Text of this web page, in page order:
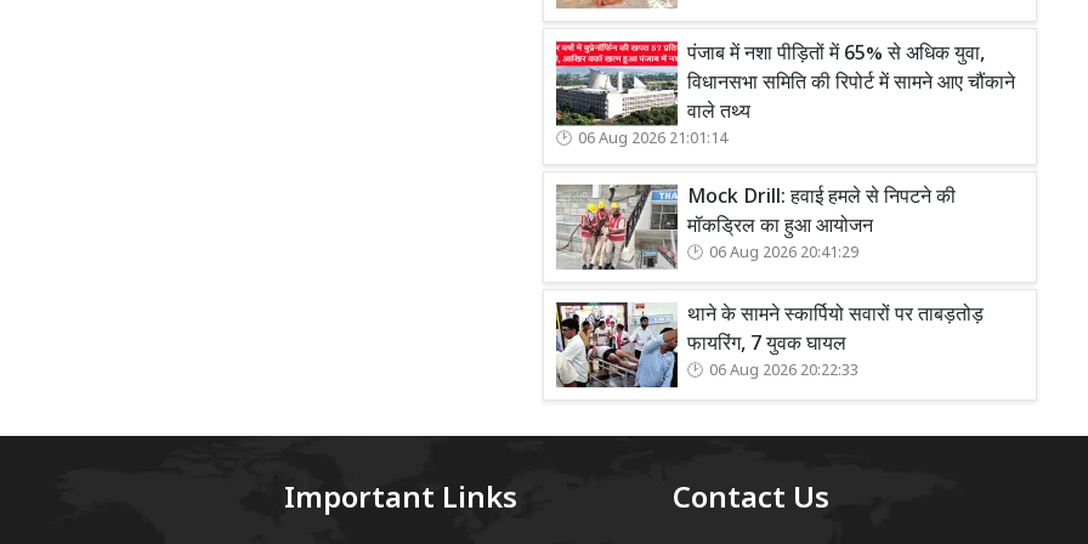
पंजाब में नशा पीड़ितों में 65% से अधिक युवा,
विधानसभा समिति की रिपोर्ट में सामने आए चौंकाने
वाले तथ्य
06 Aug 2026 21:01:14
Mock Drill: हवाई हमले से निपटने की
मॉकड्रिल का हुआ आयोजन
06 Aug 2026 20:41:29
थाने के सामने स्कार्पियो सवारों पर ताबड़तोड़
फायरिंग, 7 युवक घायल
06 Aug 2026 20:22:33
Important Links Contact Us